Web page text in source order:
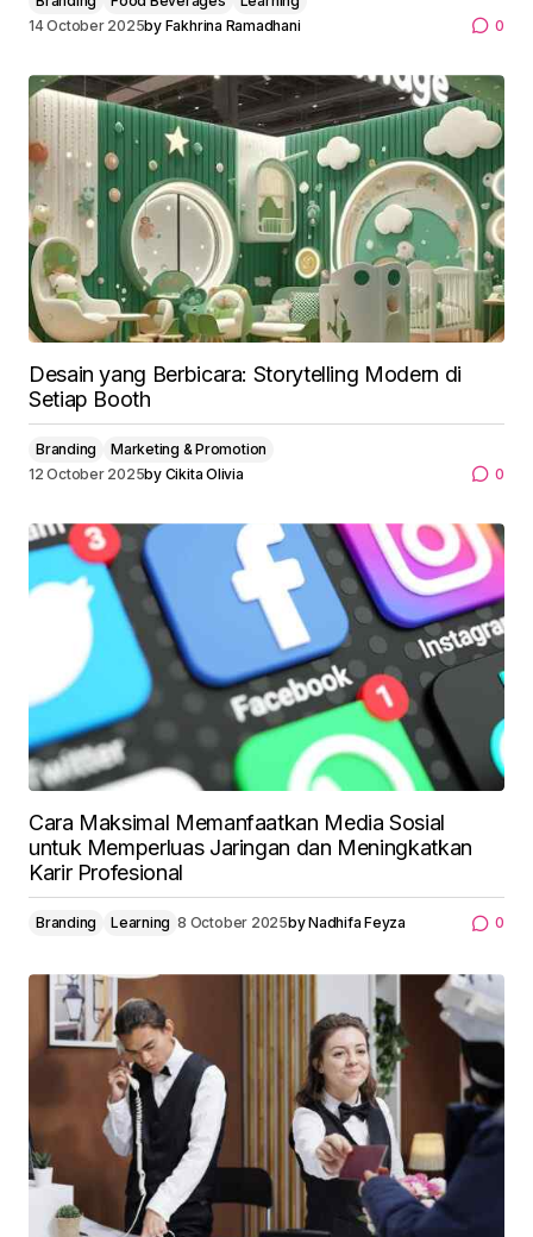
14 October 2025by Fakhrina Ramadhani 0
Desain yang Berbicara: Storytelling Modern di
Setiap Booth
Branding
Marketing & Promotion
12 October 2025by Cikita Olivia 0
Cara Maksimal Memanfaatkan Media Sosial
untuk Memperluas Jaringan dan Meningkatkan
Karir Profesional
Branding Learning 8 October 2025byNadhifa Feyza 0